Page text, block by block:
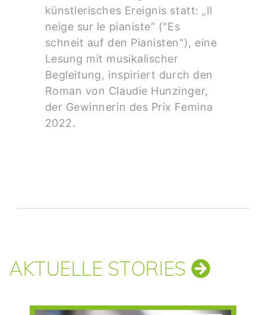
künstlerisches Ereignis statt: „Il
neige sur le pianiste“ ("Es
schneit auf den Pianisten"), eine
Lesung mit musikalischer
Begleitung, inspiriert durch den
Roman von Claudie Hunzinger,
der Gewinnerin des Prix Femina
2022.
AKTUELLE STORIES